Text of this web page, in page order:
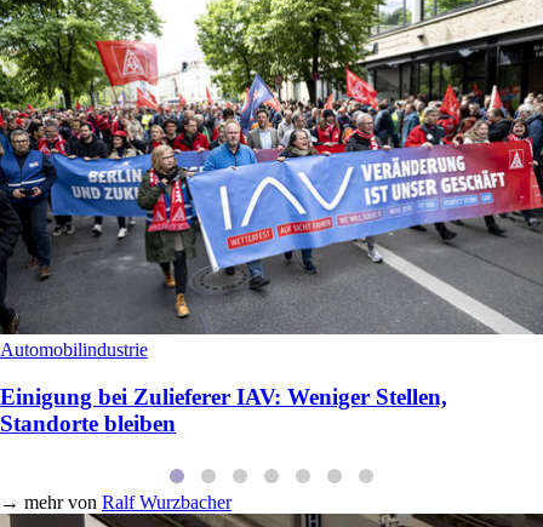
Automobilindustrie
Einigung bei Zulieferer IAV: Weniger Stellen,
Standorte bleiben
→ mehr von Ralf Wurzbacher